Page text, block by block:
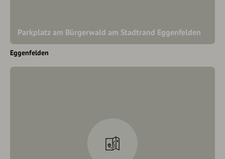
Parkplatz am Bürgerwald am Stadtrand Eggenfelden
Eggenfelden